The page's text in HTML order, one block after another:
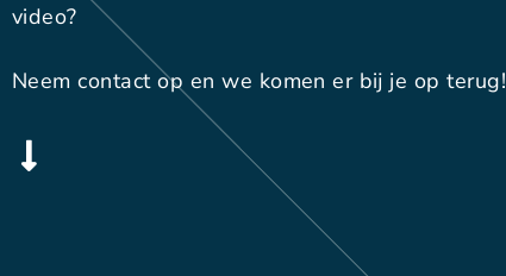
video?
Neem contact op en we komen er bij je op terug!